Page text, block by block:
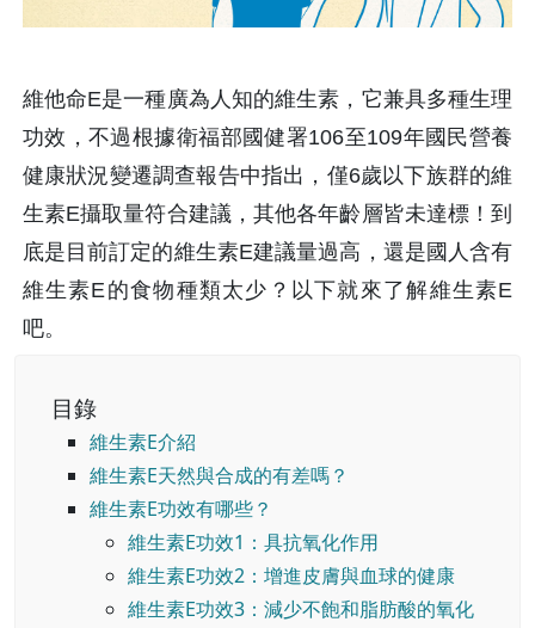
維他命E是一種廣為人知的維生素，它兼具多種生理
功效，不過根據衛福部國健署106至109年國民營養
健康狀況變遷調查報告中指出，僅6歲以下族群的維
生素E攝取量符合建議，其他各年齡層皆未達標！到
底是目前訂定的維生素E建議量過高，還是國人含有
維生素E的食物種類太少？以下就來了解維生素E
吧。
目錄
維生素E介紹
維生素E天然與合成的有差嗎？
維生素E功效有哪些？
維生素E功效1：具抗氧化作用
維生素E功效2：增進皮膚與血球的健康
維生素E功效3：減少不飽和脂肪酸的氧化